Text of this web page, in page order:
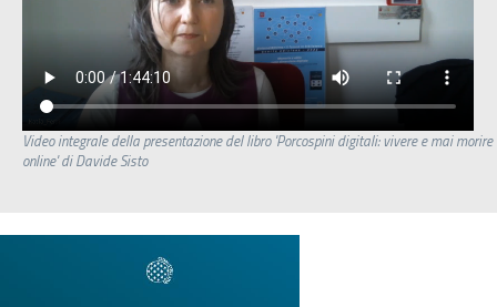
Video integrale della presentazione del libro 'Porcospini digitali: vivere e mai morire
online' di Davide Sisto